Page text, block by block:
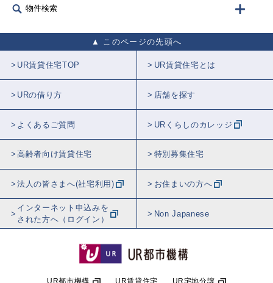
物件検索
このページの先頭へ
UR賃貸住宅TOP UR賃貸住宅とは
URの借り方 店舗を探す
よくあるご質問 URくらしのカレッジ
高齢者向け賃貸住宅 特別募集住宅
法人の皆さまへ(社宅利用) お住まいの方へ
インターネット申込みを
された方へ（ログイン）
Non Japanese
UR都市機構 UR賃貸住宅 UR宅地分譲